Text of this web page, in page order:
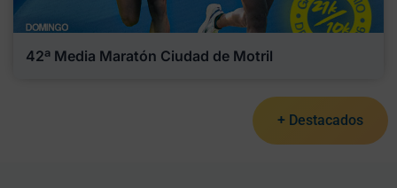
42ª Media Maratón Ciudad de Motril
+ Destacados